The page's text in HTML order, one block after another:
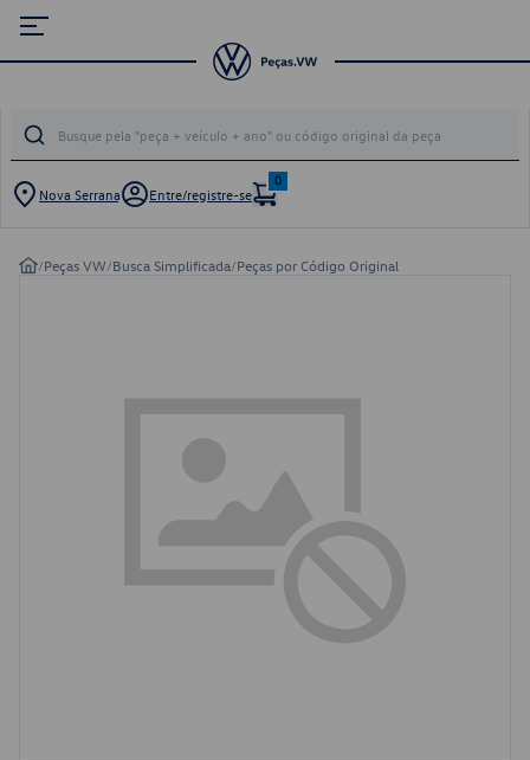
Nova Serrana Entre/registre-se
0
/Peças VW/Busca Simplificada/Peças por Código Original